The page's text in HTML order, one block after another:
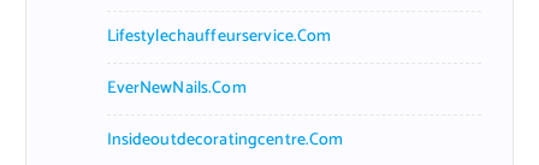
Lifestylechauffeurservice.com
EverNewNails.com
Insideoutdecoratingcentre.com